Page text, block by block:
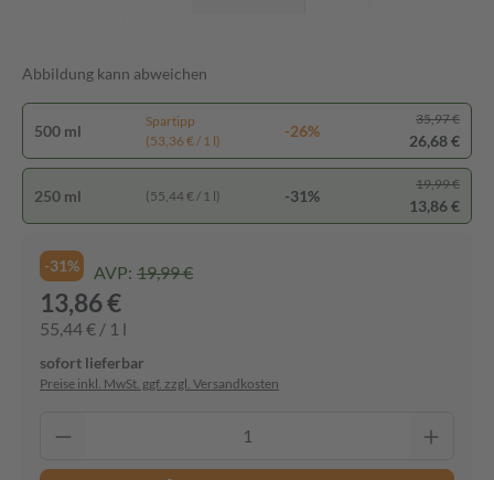
Abbildung kann abweichen
500 ml
Spartipp
(53,36 € / 1 l)
-26%
35,97 €
26,68 €
250 ml (55,44 € / 1 l) -31%
19,99 €
13,86 €
-31% AVP: 19,99 €
13,86 €
55,44 € / 1 l
sofort lieferbar
Preise inkl. MwSt. ggf. zzgl. Versandkosten